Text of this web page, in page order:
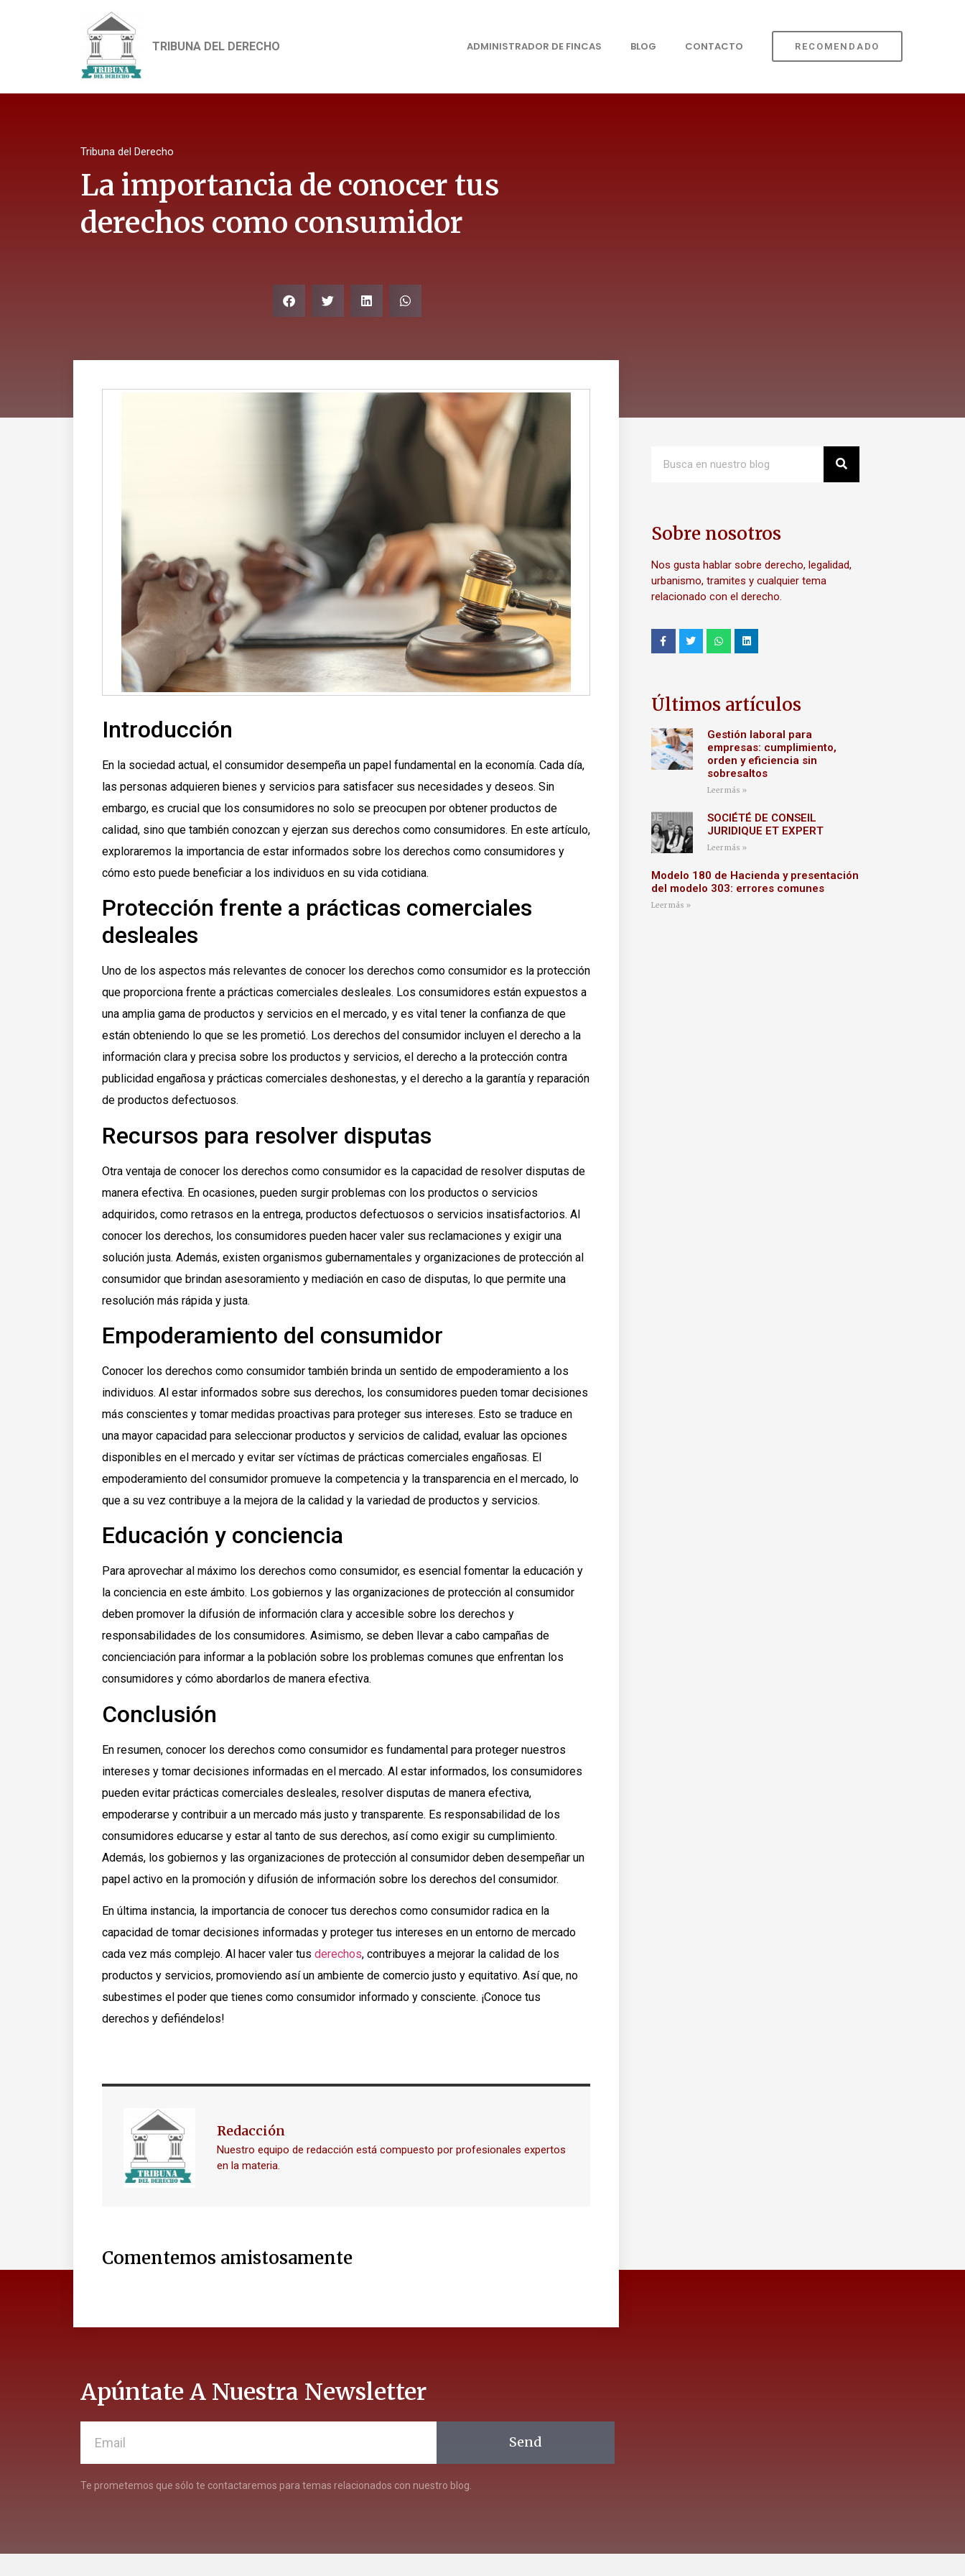
TRIBUNA DEL DERECHO ADMINISTRADOR DE FINCAS BLOG CONTACTO RECOMENDADO
Tribuna del Derecho
La importancia de conocer tus
derechos como consumidor
Introducción
En la sociedad actual, el consumidor desempeña un papel fundamental en la economía. Cada día,
las personas adquieren bienes y servicios para satisfacer sus necesidades y deseos. Sin
embargo, es crucial que los consumidores no solo se preocupen por obtener productos de
calidad, sino que también conozcan y ejerzan sus derechos como consumidores. En este artículo,
exploraremos la importancia de estar informados sobre los derechos como consumidores y
cómo esto puede beneficiar a los individuos en su vida cotidiana.
Protección frente a prácticas comerciales
desleales
Uno de los aspectos más relevantes de conocer los derechos como consumidor es la protección
que proporciona frente a prácticas comerciales desleales. Los consumidores están expuestos a
una amplia gama de productos y servicios en el mercado, y es vital tener la confianza de que
están obteniendo lo que se les prometió. Los derechos del consumidor incluyen el derecho a la
información clara y precisa sobre los productos y servicios, el derecho a la protección contra
publicidad engañosa y prácticas comerciales deshonestas, y el derecho a la garantía y reparación
de productos defectuosos.
Recursos para resolver disputas
Otra ventaja de conocer los derechos como consumidor es la capacidad de resolver disputas de
manera efectiva. En ocasiones, pueden surgir problemas con los productos o servicios
adquiridos, como retrasos en la entrega, productos defectuosos o servicios insatisfactorios. Al
conocer los derechos, los consumidores pueden hacer valer sus reclamaciones y exigir una
solución justa. Además, existen organismos gubernamentales y organizaciones de protección al
consumidor que brindan asesoramiento y mediación en caso de disputas, lo que permite una
resolución más rápida y justa.
Empoderamiento del consumidor
Conocer los derechos como consumidor también brinda un sentido de empoderamiento a los
individuos. Al estar informados sobre sus derechos, los consumidores pueden tomar decisiones
más conscientes y tomar medidas proactivas para proteger sus intereses. Esto se traduce en
una mayor capacidad para seleccionar productos y servicios de calidad, evaluar las opciones
disponibles en el mercado y evitar ser víctimas de prácticas comerciales engañosas. El
empoderamiento del consumidor promueve la competencia y la transparencia en el mercado, lo
que a su vez contribuye a la mejora de la calidad y la variedad de productos y servicios.
Educación y conciencia
Para aprovechar al máximo los derechos como consumidor, es esencial fomentar la educación y
la conciencia en este ámbito. Los gobiernos y las organizaciones de protección al consumidor
deben promover la difusión de información clara y accesible sobre los derechos y
responsabilidades de los consumidores. Asimismo, se deben llevar a cabo campañas de
concienciación para informar a la población sobre los problemas comunes que enfrentan los
consumidores y cómo abordarlos de manera efectiva.
Conclusión
En resumen, conocer los derechos como consumidor es fundamental para proteger nuestros
intereses y tomar decisiones informadas en el mercado. Al estar informados, los consumidores
pueden evitar prácticas comerciales desleales, resolver disputas de manera efectiva,
empoderarse y contribuir a un mercado más justo y transparente. Es responsabilidad de los
consumidores educarse y estar al tanto de sus derechos, así como exigir su cumplimiento.
Además, los gobiernos y las organizaciones de protección al consumidor deben desempeñar un
papel activo en la promoción y difusión de información sobre los derechos del consumidor.
En última instancia, la importancia de conocer tus derechos como consumidor radica en la
capacidad de tomar decisiones informadas y proteger tus intereses en un entorno de mercado
cada vez más complejo. Al hacer valer tus derechos, contribuyes a mejorar la calidad de los
productos y servicios, promoviendo así un ambiente de comercio justo y equitativo. Así que, no
subestimes el poder que tienes como consumidor informado y consciente. ¡Conoce tus
derechos y defiéndelos!
Redacción
Nuestro equipo de redacción está compuesto por profesionales expertos
en la materia.
Comentemos amistosamente
Sobre nosotros
Nos gusta hablar sobre derecho, legalidad,
urbanismo, tramites y cualquier tema
relacionado con el derecho.
Últimos artículos
Gestión laboral para
empresas: cumplimiento,
orden y eficiencia sin
sobresaltos
Leer más »
SOCIÉTÉ DE CONSEIL
JURIDIQUE ET EXPERT
Leer más »
Modelo 180 de Hacienda y presentación
del modelo 303: errores comunes
Leer más »
Apúntate A Nuestra Newsletter
Send
Te prometemos que sólo te contactaremos para temas relacionados con nuestro blog.